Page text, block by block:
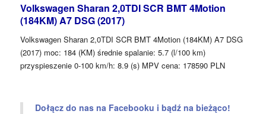
Volkswagen Sharan 2,0TDI SCR BMT 4Motion
(184KM) A7 DSG (2017)
Volkswagen Sharan 2,0TDI SCR BMT 4Motion (184KM) A7 DSG
(2017) moc: 184 (KM) średnie spalanie: 5.7 (l/100 km)
przyspieszenie 0-100 km/h: 8.9 (s) MPV cena: 178590 PLN
Dołącz do nas na Facebooku i bądź na bieżąco!